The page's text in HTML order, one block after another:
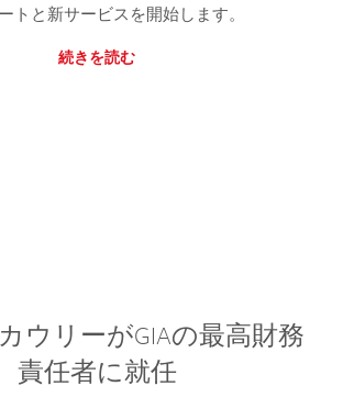
トと新サービスを開始します。
続きを読む
ウリーがGIAの最高財務
責任者に就任